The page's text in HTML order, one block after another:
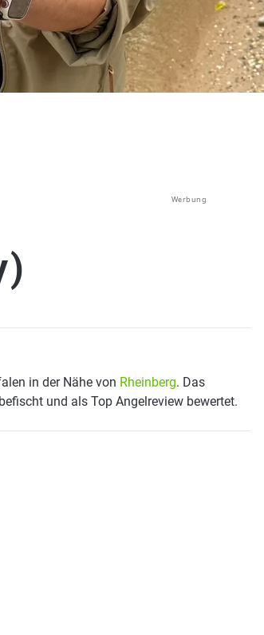
Werbung
in der Nähe von Rheinberg. Das
und als Top Angelreview bewertet.